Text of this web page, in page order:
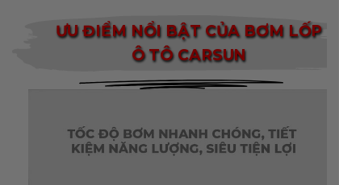
ƯU ĐIỂM NỔI BẬT CỦA BƠM LỐP
Ô TÔ CARSUN